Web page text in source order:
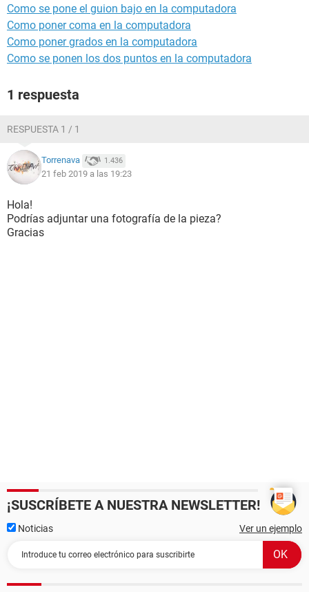
Como se pone el guion bajo en la computadora
Como poner coma en la computadora
Como poner grados en la computadora
Como se ponen los dos puntos en la computadora
1 respuesta
RESPUESTA 1 / 1
Torrenava 1.436
21 feb 2019 a las 19:23
Hola!
Podrías adjuntar una fotografía de la pieza?
Gracias
¡SUSCRÍBETE A NUESTRA NEWSLETTER!
Noticias Ver un ejemplo